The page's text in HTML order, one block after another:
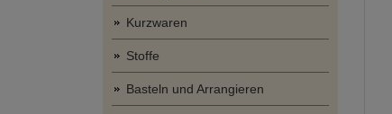
Kurzwaren
Stoffe
Basteln und Arrangieren